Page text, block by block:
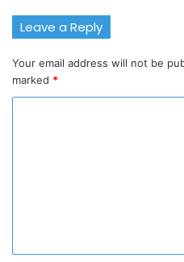
Leave a Reply
Your email address will not be
marked *
t